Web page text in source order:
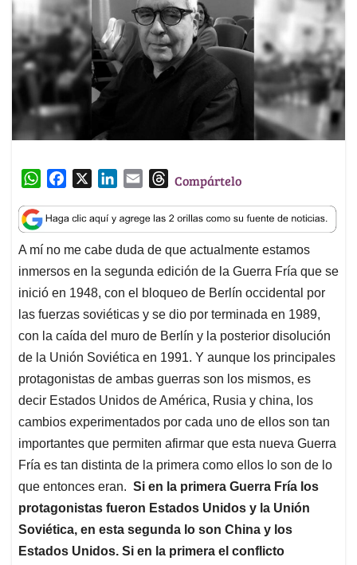
W
a
t
s
A
p
p
c
e
b
o
o
k
n
k
e
d
I
n
a
i
l
T
r
e
a
d
s
Compártelo
A mí no me cabe duda de que actualmente estamos
inmersos en la segunda edición de la Guerra Fría que se
inició en 1948, con el bloqueo de Berlín occidental por
las fuerzas soviéticas y se dio por terminada en 1989,
con la caída del muro de Berlín y la posterior disolución
de la Unión Soviética en 1991. Y aunque los principales
protagonistas de ambas guerras son los mismos, es
decir Estados Unidos de América, Rusia y china, los
cambios experimentados por cada uno de ellos son tan
importantes que permiten afirmar que esta nueva Guerra
Fría es tan distinta de la primera como ellos lo son de lo
que entonces eran. Si en la primera Guerra Fría los
protagonistas fueron Estados Unidos y la Unión
Soviética, en esta segunda lo son China y los
Estados Unidos. Si en la primera el conflicto